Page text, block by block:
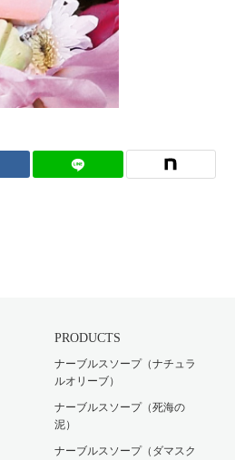
PRODUCTS
ナーブルスソープ（ナチュラ
ルオリーブ）
ナーブルスソープ（死海の
泥）
ナーブルスソープ（ダマスク